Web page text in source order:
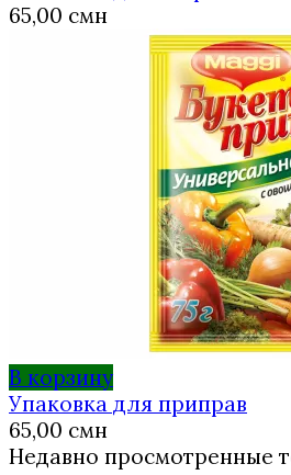
65,00 смн
В корзину
Упаковка для приправ
65,00 смн
Недавно просмотренные